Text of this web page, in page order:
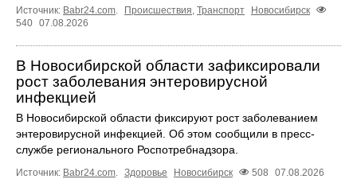
Источник: Babr24.com Происшествия Транспорт
Новосибирск
540 07.08.2026
В Новосибирской области зафиксировали
рост заболевания энтеровирусной
инфекцией
В Новосибирской области фиксируют рост заболеванием
энтеровирусной инфекцией. Об этом сообщили в пресс-
службе регионального Роспотребнадзора.
Источник: Babr24.com. Здоровье Новосибирск 508 07.08.2026